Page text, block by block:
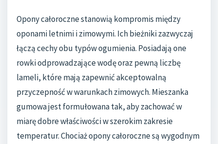
Opony całoroczne stanowią kompromis między
oponami letnimi i zimowymi. Ich bieżniki zazwyczaj
łączą cechy obu typów ogumienia. Posiadają one
rowki odprowadzające wodę oraz pewną liczbę
lameli, które mają zapewnić akceptowalną
przyczepność w warunkach zimowych. Mieszanka
gumowa jest formułowana tak, aby zachować w
miarę dobre właściwości w szerokim zakresie
temperatur. Chociaż opony całoroczne są wygodnym